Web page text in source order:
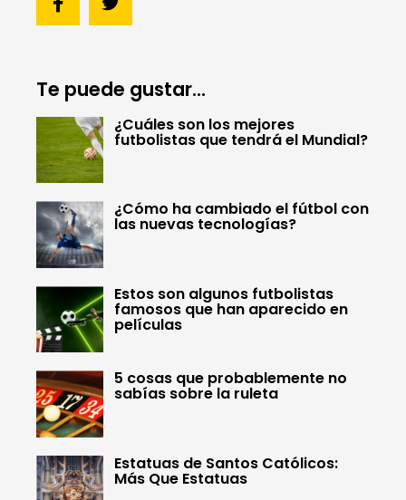
Te puede gustar...
¿Cuáles son los mejores
futbolistas que tendrá el Mundial?
¿Cómo ha cambiado el fútbol con
las nuevas tecnologías?
Estos son algunos futbolistas
famosos que han aparecido en
películas
5 cosas que probablemente no
sabías sobre la ruleta
Estatuas de Santos Católicos:
Más Que Estatuas